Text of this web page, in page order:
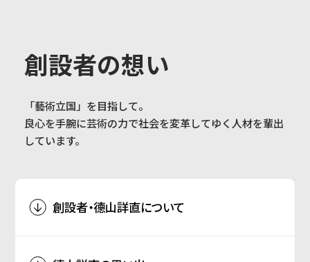
学部学科
創設者の想い
「藝術立国」を目指して。
良心を手腕に芸術の力で社会を変革してゆく人材を輩出
しています。
創設者・德山詳直について
ALL
CATEGORY 故人へのメッセージ